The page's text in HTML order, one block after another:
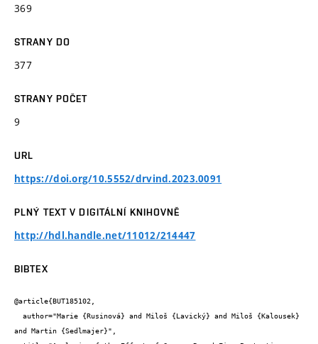
369
STRANY DO
377
STRANY POČET
9
URL
https://doi.org/10.5552/drvind.2023.0091
PLNÝ TEXT V DIGITÁLNÍ KNIHOVNĚ
http://hdl.handle.net/11012/214447
BIBTEX
@article{BUT185102,
and Martin {Sedlmajer}",